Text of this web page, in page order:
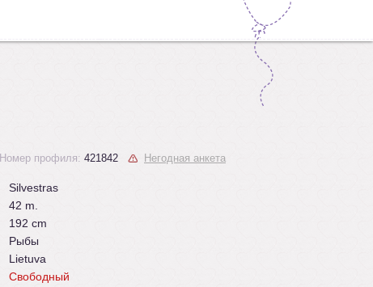
Номер профиля: 421842 Негодная анкета
Silvestras
42 m.
192 cm
Рыбы
Lietuva
Свободный